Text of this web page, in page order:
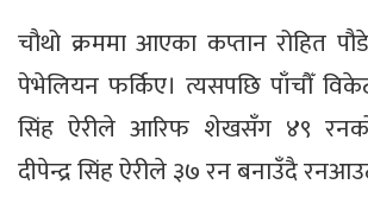
चौथो क्रममा आएका कप्तान रोहित
पेभेलियन फर्किए। त्यसपछि पाँचौँ
सिंह ऐरीले आरिफ शेखसँग ४९ रनको
दीपेन्द्र सिंह ऐरीले ३७ रन बनाउँदै